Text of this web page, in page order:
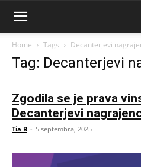
Home Tags Decanterjevi
Tag: Decanterjevi
Zgodila se je prava
Decanterjevi
Tia B - 5 septembra, 2025